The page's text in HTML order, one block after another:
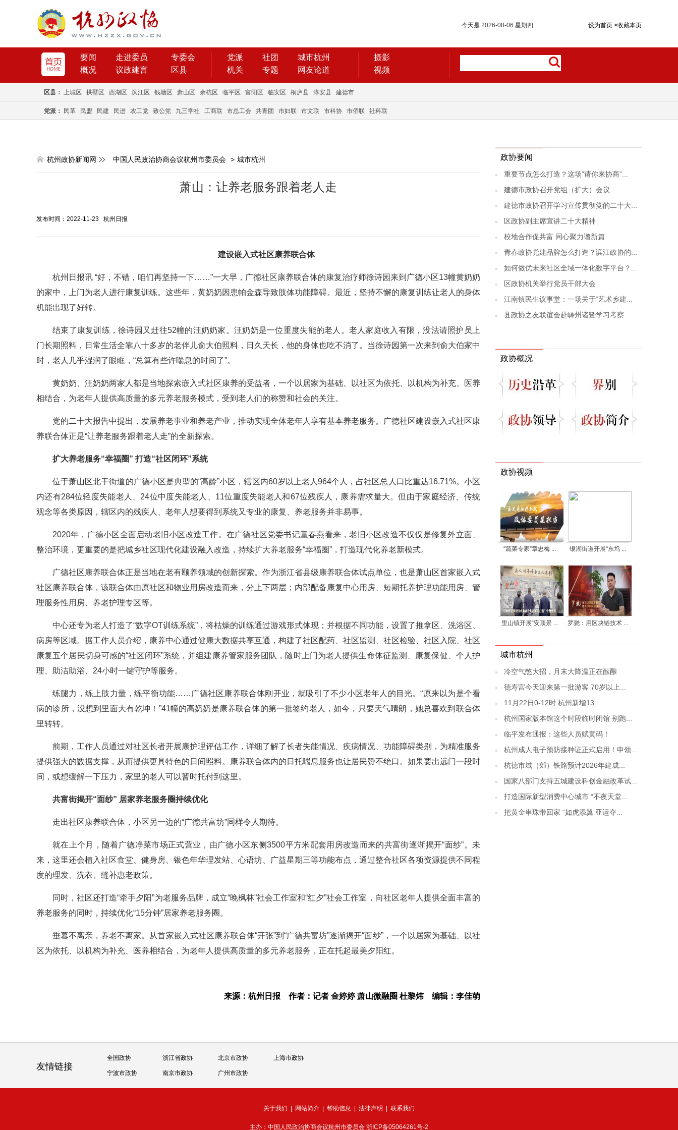
设为首页 >收藏本页
今天是 2026-08-06 星期四
要闻 走进委员
专委会
概况
议政建言 区县
党派 社团
城市杭州
机关
专题 网友论道
摄影
视频
区县： 上城区 拱墅区 西湖区 滨江区 钱塘区 萧山区 余杭区 临平区 富阳区 临安区 桐庐县 淳安县 建德市
党派： 民革 民盟 民建 民进 农工党 致公党 九三学社 工商联 市总工会 共青团 市妇联 市文联 市科协 市侨联 社科联
杭州政协新闻网 中国人民政治协商会议杭州市委员会 > 城市杭州
萧山：让养老服务跟着老人走
发布时间：2022-11-23 杭州日报
建设嵌入式社区康养联合体
杭州日报讯 “好，不错，咱们再坚持一下……”一大早，广德社区康养联合体的康复治疗师徐诗园来到广德小区13幢黄奶奶
的家中，上门为老人进行康复训练。这些年，黄奶奶因患帕金森导致肢体功能障碍。最近，坚持不懈的康复训练让老人的身体
机能出现了好转。
结束了康复训练，徐诗园又赶往52幢的汪奶奶家。汪奶奶是一位重度失能的老人。老人家庭收入有限，没法请照护员上
门长期照料，日常生活全靠八十多岁的老伴儿俞大伯照料，日久天长，他的身体也吃不消了。当徐诗园第一次来到俞大伯家中
时，老人几乎湿润了眼眶，“总算有些许喘息的时间了”。
黄奶奶、汪奶奶两家人都是当地探索嵌入式社区康养的受益者，一个以居家为基础、以社区为依托、以机构为补充、医养
相结合，为老年人提供高质量的多元养老服务模式，受到老人们的称赞和社会的关注。
党的二十大报告中提出，发展养老事业和养老产业，推动实现全体老年人享有基本养老服务。广德社区建设嵌入式社区康
养联合体正是“让养老服务跟着老人走”的全新探索。
扩大养老服务“幸福圈” 打造“社区闭环”系统
位于萧山区北干街道的广德小区是典型的“高龄”小区，辖区内60岁以上老人964个人，占社区总人口比重达16.71%。小区
内还有284位轻度失能老人、24位中度失能老人、11位重度失能老人和67位残疾人，康养需求量大。但由于家庭经济、传统
观念等各类原因，辖区内的残疾人、老年人想要得到系统又专业的康复、养老服务并非易事。
2020年，广德小区全面启动老旧小区改造工作。在广德社区党委书记童春燕看来，老旧小区改造不仅仅是修复外立面、
整治环境，更重要的是把城乡社区现代化建设融入改造，持续扩大养老服务“幸福圈”，打造现代化养老新模式。
广德社区康养联合体正是当地在老有颐养领域的创新探索。作为浙江省县级康养联合体试点单位，也是萧山区首家嵌入式
社区康养联合体，该联合体由原社区和物业用房改造而来，分上下两层；内部配备康复中心用房、短期托养护理功能用房、管
理服务性用房、养老护理专区等。
中心还专为老人打造了“数字OT训练系统”，将枯燥的训练通过游戏形式体现；并根据不同功能，设置了推拿区、洗浴区、
病房等区域。据工作人员介绍，康养中心通过健康大数据共享互通，构建了社区配药、社区监测、社区检验、社区入院、社区
康复五个居民切身可感的“社区闭环”系统，并组建康养管家服务团队，随时上门为老人提供生命体征监测、康复保健、个人护
理、助洁助浴、24小时一键守护等服务。
练腿力，练上肢力量，练平衡功能……广德社区康养联合体刚开业，就吸引了不少小区老年人的目光。“原来以为是个看
病的诊所，没想到里面大有乾坤！”41幢的高奶奶是康养联合体的第一批签约老人，如今，只要天气晴朗，她总喜欢到联合体
里转转。
前期，工作人员通过对社区长者开展康护理评估工作，详细了解了长者失能情况、疾病情况、功能障碍类别，为精准服务
提供强大的数据支撑，从而提供更具特色的日间照料。康养联合体内的日托喘息服务也让居民赞不绝口。如果要出远门一段时
间，或想缓解一下压力，家里的老人可以暂时托付到这里。
共富街揭开“面纱” 居家养老服务圈持续优化
走出社区康养联合体，小区另一边的“广德共富坊”同样令人期待。
就在上个月，随着广德净菜市场正式营业，由广德小区东侧3500平方米配套用房改造而来的共富街逐渐揭开“面纱”。未
来，这里还会植入社区食堂、健身房、银色年华理发站、心语坊、广益星期三等功能布点，通过整合社区各项资源提供不同程
度的理发、洗衣、缝补惠老政策。
同时，社区还打造“牵手夕阳”为老服务品牌，成立“晚枫林”社会工作室和“红夕”社会工作室，向社区老年人提供全面丰富的
养老服务的同时，持续优化“15分钟”居家养老服务圈。
垂暮不离亲，养老不离家。从首家嵌入式社区康养联合体“开张”到“广德共富坊”逐渐揭开“面纱”，一个以居家为基础、以社
区为依托、以机构为补充、医养相结合，为老年人提供高质量的多元养老服务，正在托起最美夕阳红。
来源：杭州日报 作者：记者 金婷婷 萧山微融圈 杜黎炜 编辑：李佳萌
政协要闻
重要节点怎么打造？这场“请你来协商”...
建德市政协召开党组（扩大）会议
建德市政协召开学习宣传贯彻党的二十大...
区政协副主席宣讲二十大精神
校地合作促共富 同心聚力谱新篇
青春政协党建品牌怎么打造？滨江政协的...
如何做优未来社区全域一体化数字平台？...
区政协机关举行党员干部大会
江南镇民生议事堂：一场关于“艺术乡建...
县政协之友联谊会赴嵊州诸暨学习考察
政协概况
政协视频
“蔬菜专家”章忠梅 ... 银湖街道开展“东坞 ...
里山镇开展“安顶景 ... 罗骁：用区块链技术 ...
城市杭州
冷空气憋大招，月末大降温正在酝酿
德寿宫今天迎来第一批游客 70岁以上...
11月22日0-12时 杭州新增13...
杭州国家版本馆这个时段临时闭馆 别跑...
临平发布通报：这些人员赋黄码！
杭州成人电子预防接种证正式启用！申领...
杭德市域（郊）铁路预计2026年建成...
国家八部门支持五城建设科创金融改革试...
打造国际新型消费中心城市 “不夜天堂...
把黄金串珠带回家 “如虎添翼 亚运夺...
友情链接
全国政协 浙江省政协 北京市政协 上海市政协
宁波市政协 南京市政协 广州市政协
关于我们 网站简介 帮助信息 法律声明 联系我们
主办：中国人民政治协商会议杭州市委员会 浙ICP备05064261号-2